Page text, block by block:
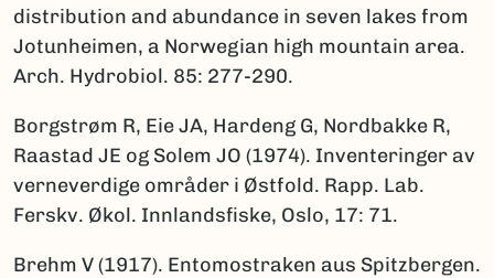
distribution and abundance in seven lakes from
Jotunheimen, a Norwegian high mountain area.
Arch. Hydrobiol. 85: 277-290.
Borgstrøm R, Eie JA, Hardeng G, Nordbakke R,
Raastad JE og Solem JO (1974). Inventeringer av
verneverdige områder i Østfold. Rapp. Lab.
Ferskv. Økol. Innlandsfiske, Oslo, 17: 71.
Brehm V (1917). Entomostraken aus Spitzbergen.